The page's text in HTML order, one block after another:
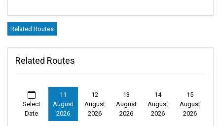
Related Routes
Related Routes
Select
Date
11
August
2026
12
August
2026
13
August
2026
14
August
2026
15
August
2026